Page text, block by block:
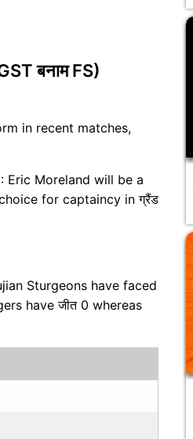
बनाम FS)
in recent matches,
: Eric Moreland will be a
for captaincy in ग्रैंड
Sturgeons have faced
have जीत 0 whereas